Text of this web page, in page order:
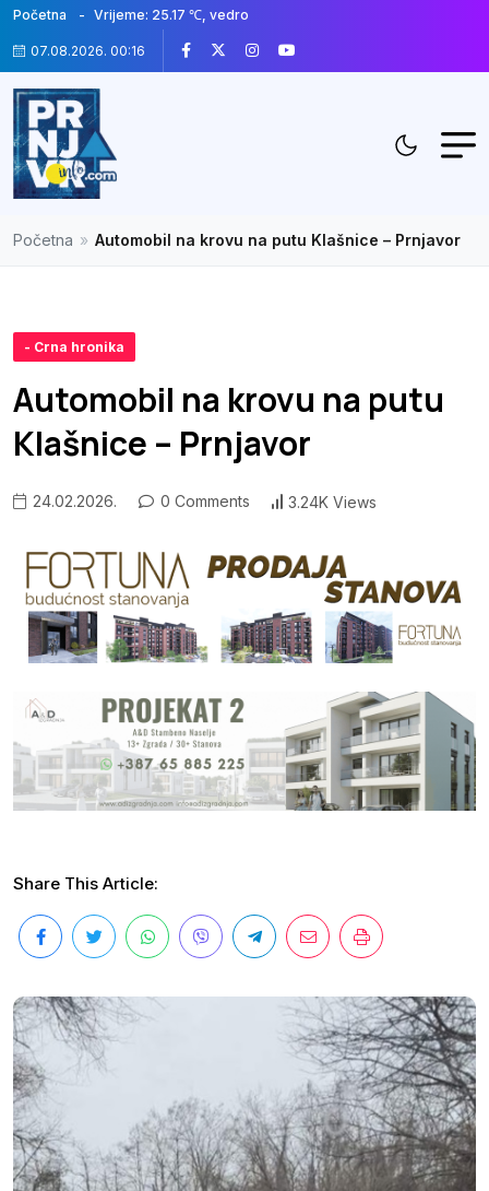
Početna Vrijeme: 25.17 ℃, vedro
07.08.2026. 00:16
Početna » Automobil na krovu na putu Klašnice – Prnjavor
- Crna hronika
Automobil na krovu na putu
Klašnice – Prnjavor
24.02.2026. 0 Comments 3.24K Views
Share This Article: